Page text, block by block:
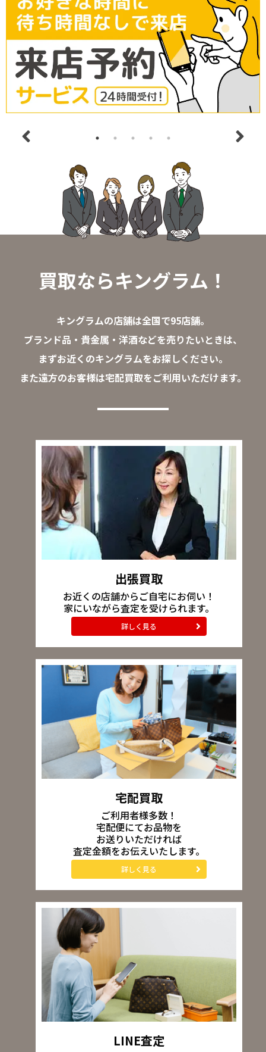
買取ならキングラム！
キングラムの店舗は全国で95店舗。
ブランド品・貴金属・洋酒などを売りたいときは、
まずお近くのキングラムをお探しください。
また遠方のお客様は宅配買取をご利用いただけます。
出張買取
お近くの店舗からご自宅にお伺い！
家にいながら査定を受けられます。
詳しく見る
宅配買取
ご利用者様多数！
宅配便にてお品物を
お送りいただければ
査定金額をお伝えいたします。
詳しく見る
LINE査定